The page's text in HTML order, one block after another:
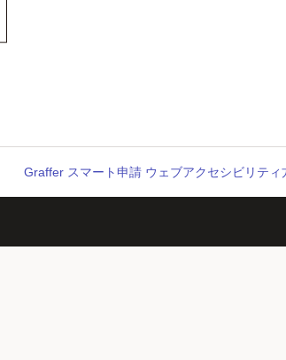
Graffer スマート申請 ウェブアクセシビリティ